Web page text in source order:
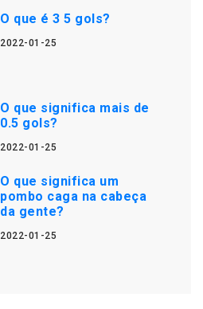
O que é 3 5 gols?
2022-01-25
O que significa mais de
0.5 gols?
2022-01-25
O que significa um
pombo caga na cabeça
da gente?
2022-01-25